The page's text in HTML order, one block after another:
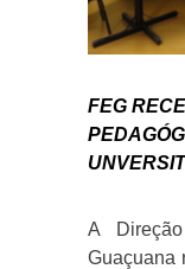
FEG
A
Guaçuana